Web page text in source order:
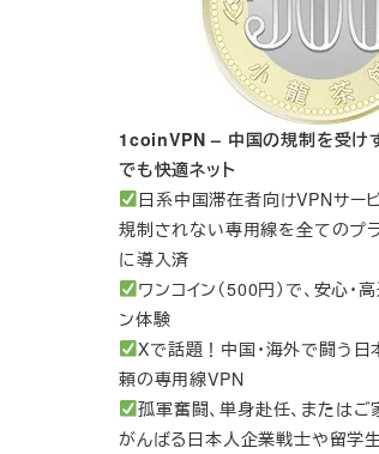
1coinVPN – 中国の規制を受け
でも快適ネット
日系中国滞在者向けVPNサー
規制されない専用線を全てのプ
に導入済
ワンコイン（500円）で、安心・
ン体験
Xで話題！中国・海外で闘う
頼の専用線VPN
孤軍奮闘、単身赴任、または
がんばる日本人企業戦士や留学